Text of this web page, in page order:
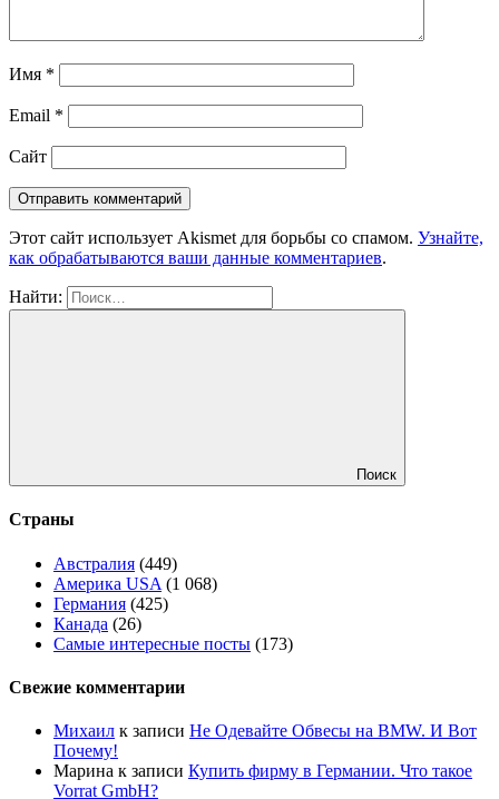
Имя *
Email *
Сайт
Этот сайт использует Akismet для борьбы со спамом. Узнайте,
как обрабатываются ваши данные комментариев.
Найти:
Поиск
Страны
Австралия (449)
Америка USA (1 068)
Германия (425)
Канада (26)
Самые интересные посты (173)
Свежие комментарии
Михаил к записи Не Одевайте Обвесы на BMW. И Вот
Почему!
Марина к записи Купить фирму в Германии. Что такое
Vorrat GmbH?